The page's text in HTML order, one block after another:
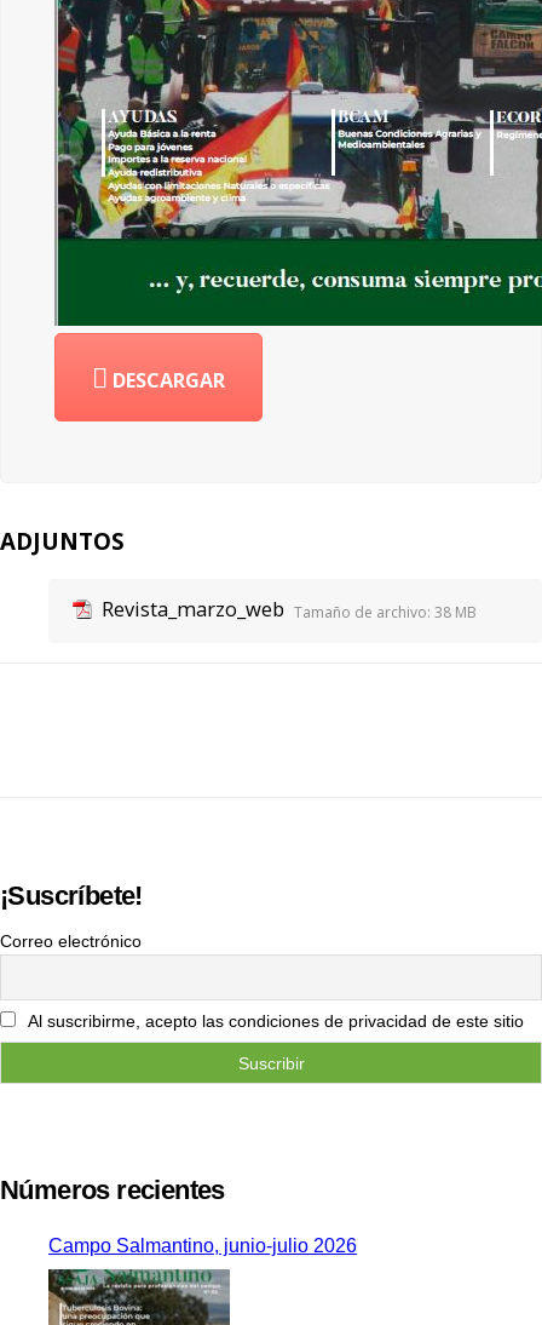
DESCARGAR
ADJUNTOS
Revista_marzo_web Tamaño de archivo: 38 MB
¡Suscríbete!
Correo electrónico
Al suscribirme, acepto las condiciones de privacidad de este sitio
Números recientes
Campo Salmantino, junio-julio 2026